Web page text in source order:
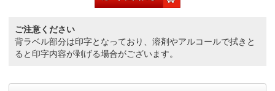
ご注意ください
背ラベル部分は印字となっており、溶剤やアルコールで拭きと
ると印字内容が剥げる場合がございます。